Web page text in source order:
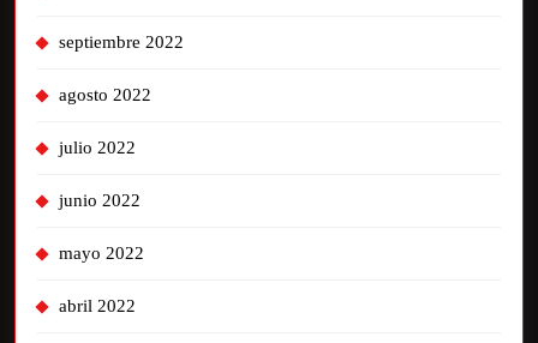
septiembre 2022
agosto 2022
julio 2022
junio 2022
mayo 2022
abril 2022